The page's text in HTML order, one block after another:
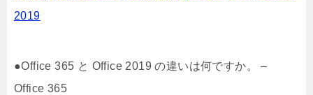
2019
●Office 365 と Office 2019 の違いは何ですか。 –
Office 365